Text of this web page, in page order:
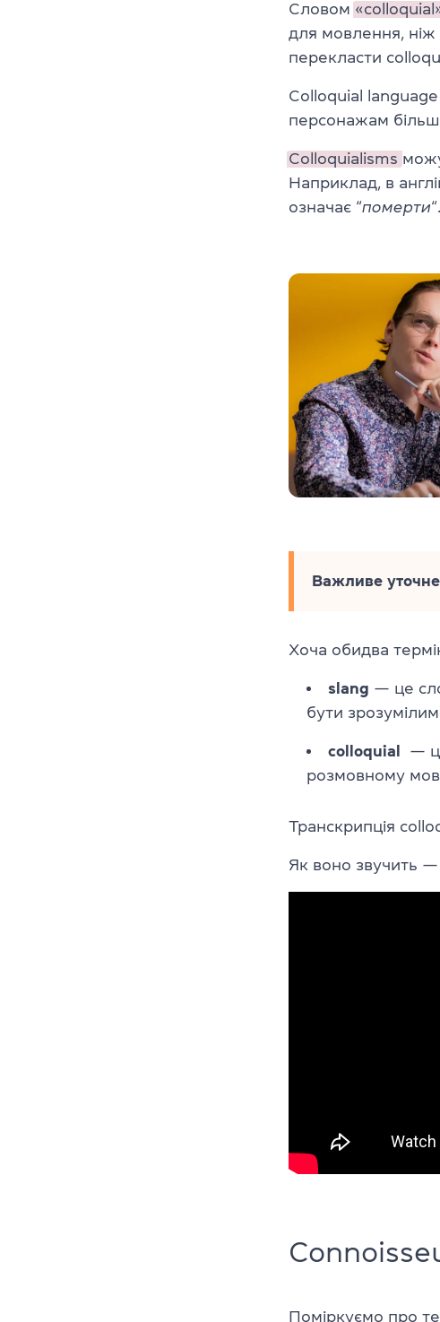
Словом «colloquial
для мовлення,
перекласти
Colloquial language
персонажам більш
Colloquialisms
Наприклад, в
означає “померти“.
Важливе
Хоча обидва
slang — це
бути
colloquial
—
розмовному
Транскрипція
Як воно звучить
Поміркуємо про